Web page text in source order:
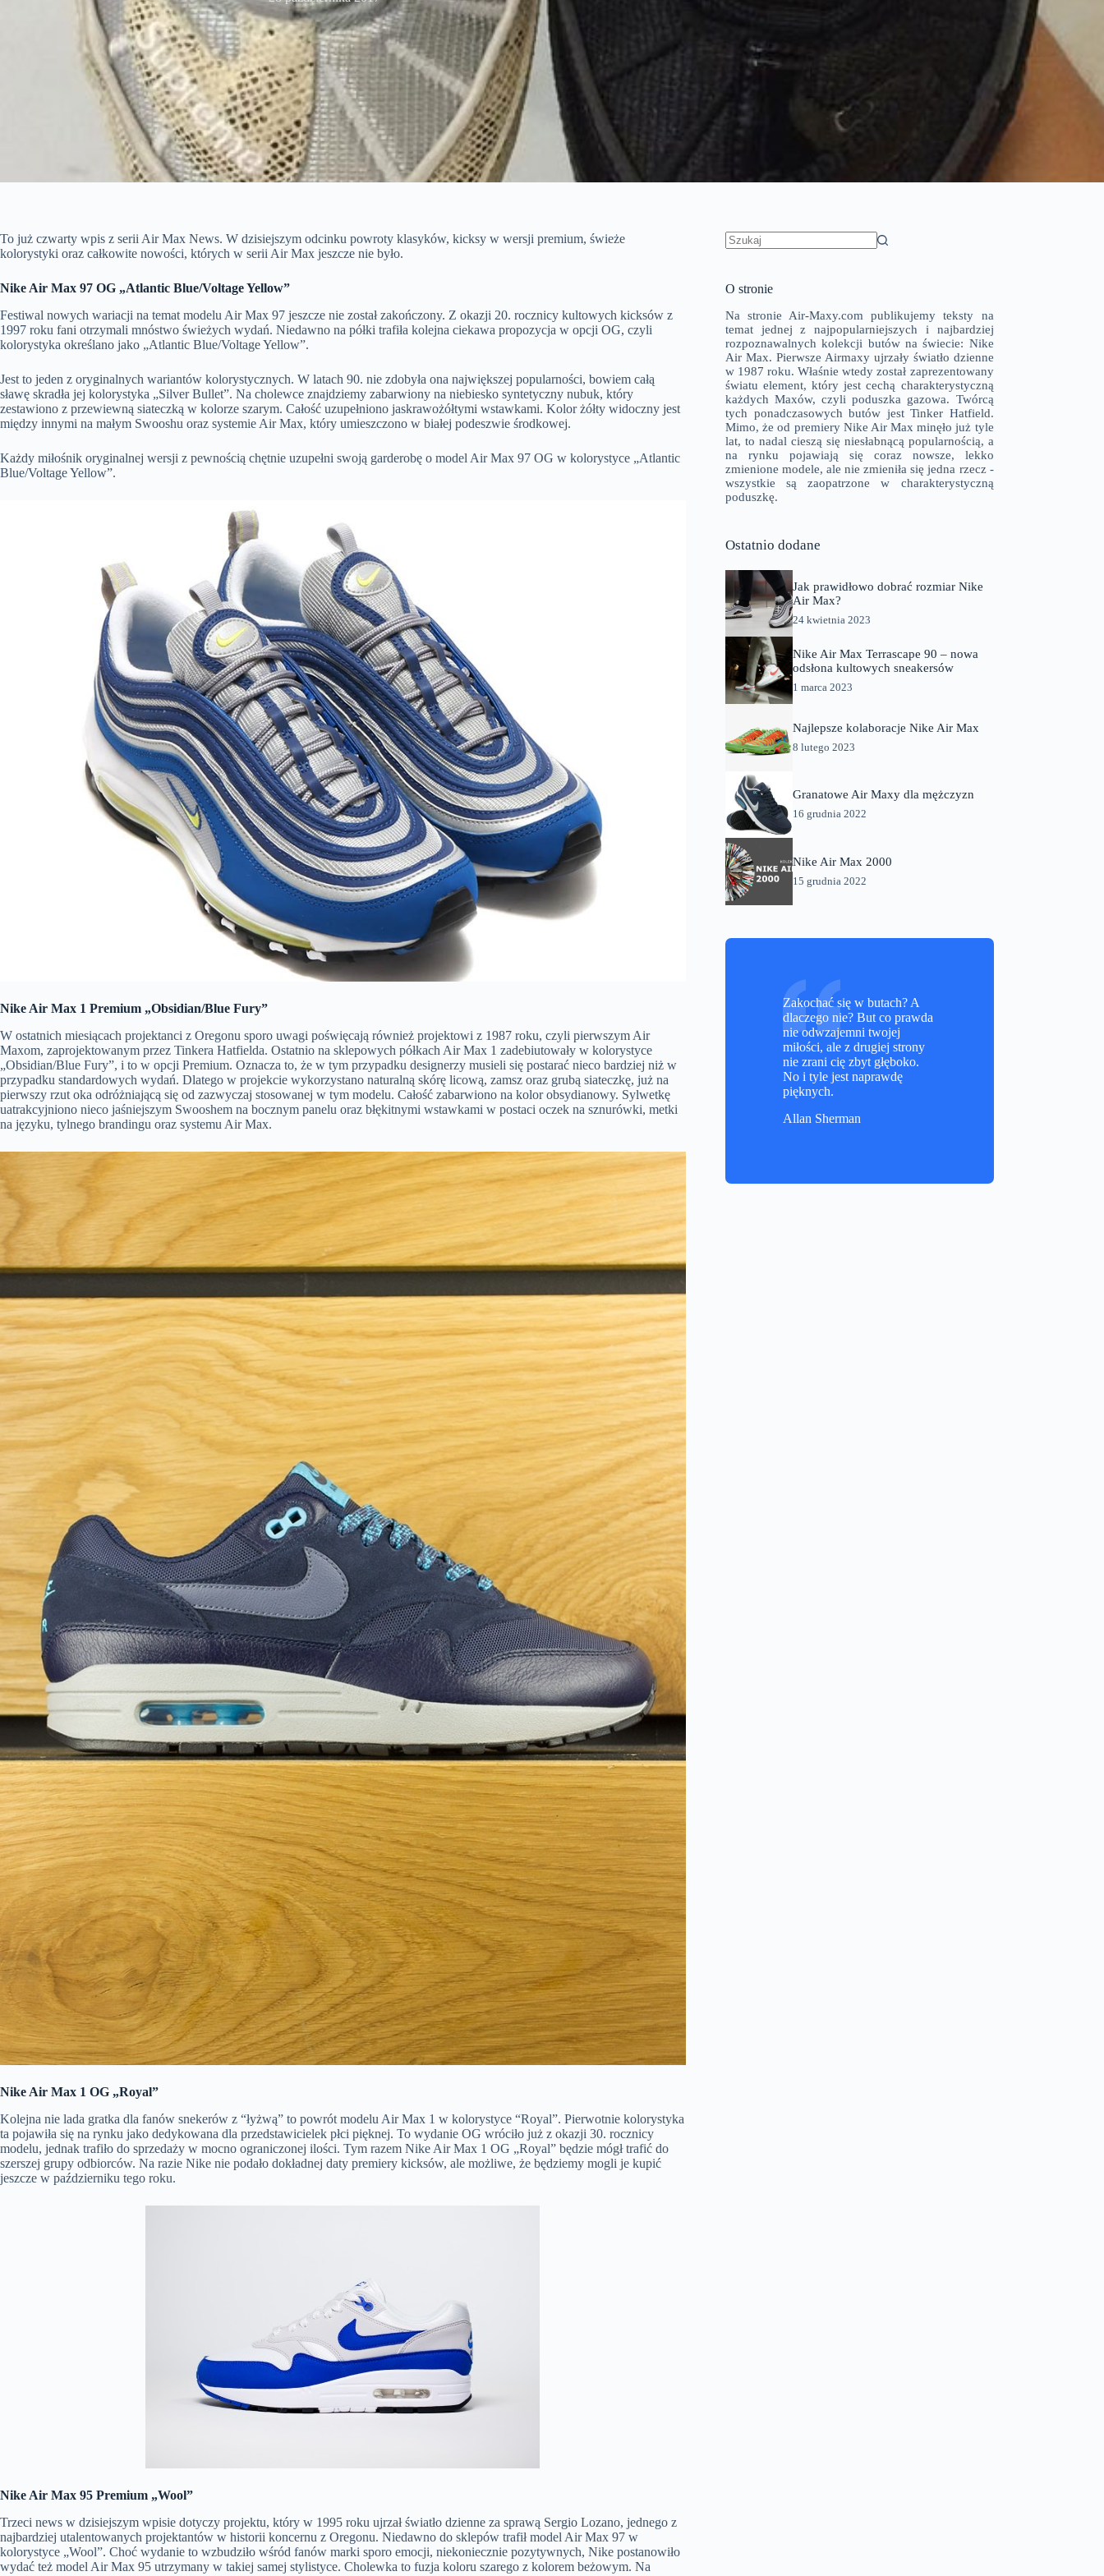
To już czwarty wpis z serii Air Max News. W dzisiejszym odcinku powroty klasyków, kicksy w wersji premium, świeże
kolorystyki oraz całkowite nowości, których w serii Air Max jeszcze nie było.
Nike Air Max 97 OG „Atlantic Blue/Voltage Yellow”
Festiwal nowych wariacji na temat modelu Air Max 97 jeszcze nie został zakończony. Z okazji 20. rocznicy kultowych kicksów z
1997 roku fani otrzymali mnóstwo świeżych wydań. Niedawno na półki trafiła kolejna ciekawa propozycja w opcji OG, czyli
kolorystyka określano jako „Atlantic Blue/Voltage Yellow”.
Jest to jeden z oryginalnych wariantów kolorystycznych. W latach 90. nie zdobyła ona największej popularności, bowiem całą
sławę skradła jej kolorystyka „Silver Bullet”. Na cholewce znajdziemy zabarwiony na niebiesko syntetyczny nubuk, który
zestawiono z przewiewną siateczką w kolorze szarym. Całość uzupełniono jaskrawożółtymi wstawkami. Kolor żółty widoczny jest
między innymi na małym Swooshu oraz systemie Air Max, który umieszczono w białej podeszwie środkowej.
Każdy miłośnik oryginalnej wersji z pewnością chętnie uzupełni swoją garderobę o model Air Max 97 OG w kolorystyce „Atlantic
Blue/Voltage Yellow”.
Nike Air Max 1 Premium „Obsidian/Blue Fury”
W ostatnich miesiącach projektanci z Oregonu sporo uwagi poświęcają również projektowi z 1987 roku, czyli pierwszym Air
Maxom, zaprojektowanym przez Tinkera Hatfielda. Ostatnio na sklepowych półkach Air Max 1 zadebiutowały w kolorystyce
„Obsidian/Blue Fury”, i to w opcji Premium. Oznacza to, że w tym przypadku designerzy musieli się postarać nieco bardziej niż w
przypadku standardowych wydań. Dlatego w projekcie wykorzystano naturalną skórę licową, zamsz oraz grubą siateczkę, już na
pierwszy rzut oka odróżniającą się od zazwyczaj stosowanej w tym modelu. Całość zabarwiono na kolor obsydianowy. Sylwetkę
uatrakcyjniono nieco jaśniejszym Swooshem na bocznym panelu oraz błękitnymi wstawkami w postaci oczek na sznurówki, metki
na języku, tylnego brandingu oraz systemu Air Max.
Nike Air Max 1 OG „Royal”
Kolejna nie lada gratka dla fanów snekerów z “łyżwą” to powrót modelu Air Max 1 w kolorystyce “Royal”. Pierwotnie kolorystyka
ta pojawiła się na rynku jako dedykowana dla przedstawicielek płci pięknej. To wydanie OG wróciło już z okazji 30. rocznicy
modelu, jednak trafiło do sprzedaży w mocno ograniczonej ilości. Tym razem Nike Air Max 1 OG „Royal” będzie mógł trafić do
szerszej grupy odbiorców. Na razie Nike nie podało dokładnej daty premiery kicksów, ale możliwe, że będziemy mogli je kupić
jeszcze w październiku tego roku.
Nike Air Max 95 Premium „Wool”
Trzeci news w dzisiejszym wpisie dotyczy projektu, który w 1995 roku ujrzał światło dzienne za sprawą Sergio Lozano, jednego z
najbardziej utalentowanych projektantów w historii koncernu z Oregonu. Niedawno do sklepów trafił model Air Max 97 w
kolorystyce „Wool”. Choć wydanie to wzbudziło wśród fanów marki sporo emocji, niekoniecznie pozytywnych, Nike postanowiło
wydać też model Air Max 95 utrzymany w takiej samej stylistyce. Cholewka to fuzja koloru szarego z kolorem beżowym. Na
O stronie
Na stronie Air-Maxy.com publikujemy teksty na
temat jednej z najpopularniejszych i najbardziej
rozpoznawalnych kolekcji butów na świecie: Nike
Air Max. Pierwsze Airmaxy ujrzały światło dzienne
w 1987 roku. Właśnie wtedy został zaprezentowany
światu element, który jest cechą charakterystyczną
każdych Maxów, czyli poduszka gazowa. Twórcą
tych ponadczasowych butów jest Tinker Hatfield.
Mimo, że od premiery Nike Air Max minęło już tyle
lat, to nadal cieszą się niesłabnącą popularnością, a
na rynku pojawiają się coraz nowsze, lekko
zmienione modele, ale nie zmieniła się jedna rzecz -
wszystkie są zaopatrzone w charakterystyczną
poduszkę.
Ostatnio dodane
Jak prawidłowo dobrać rozmiar Nike
Air Max?
24 kwietnia 2023
Nike Air Max Terrascape 90 – nowa
odsłona kultowych sneakersów
1 marca 2023
Najlepsze kolaboracje Nike Air Max
8 lutego 2023
Granatowe Air Maxy dla mężczyzn
16 grudnia 2022
Nike Air Max 2000
15 grudnia 2022
Zakochać się w butach? A
dlaczego nie? But co prawda
nie odwzajemni twojej
miłości, ale z drugiej strony
nie zrani cię zbyt głęboko.
No i tyle jest naprawdę
pięknych.
Allan Sherman